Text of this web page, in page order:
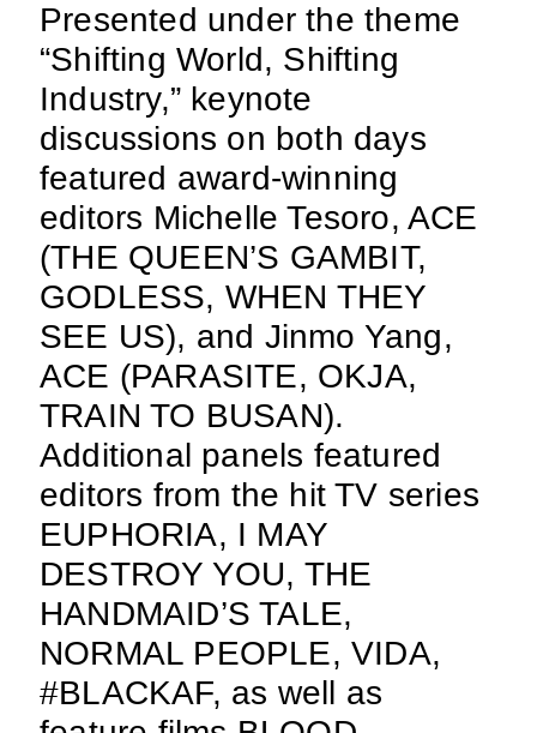
Presented under the theme
“Shifting World, Shifting
Industry,” keynote
discussions on both days
featured award-winning
editors Michelle Tesoro, ACE
(THE QUEEN’S GAMBIT,
GODLESS, WHEN THEY
SEE US), and Jinmo Yang,
ACE (PARASITE, OKJA,
TRAIN TO BUSAN).
Additional panels featured
editors from the hit TV series
EUPHORIA, I MAY
DESTROY YOU, THE
HANDMAID’S TALE,
NORMAL PEOPLE, VIDA,
#BLACKAF, as well as